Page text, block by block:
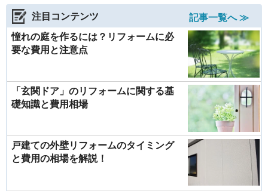
注目コンテンツ
記事一覧へ ≫
憧れの庭を作るには？リフォームに必
要な費用と注意点
「玄関ドア」のリフォームに関する基
礎知識と費用相場
戸建ての外壁リフォームのタイミング
と費用の相場を解説！